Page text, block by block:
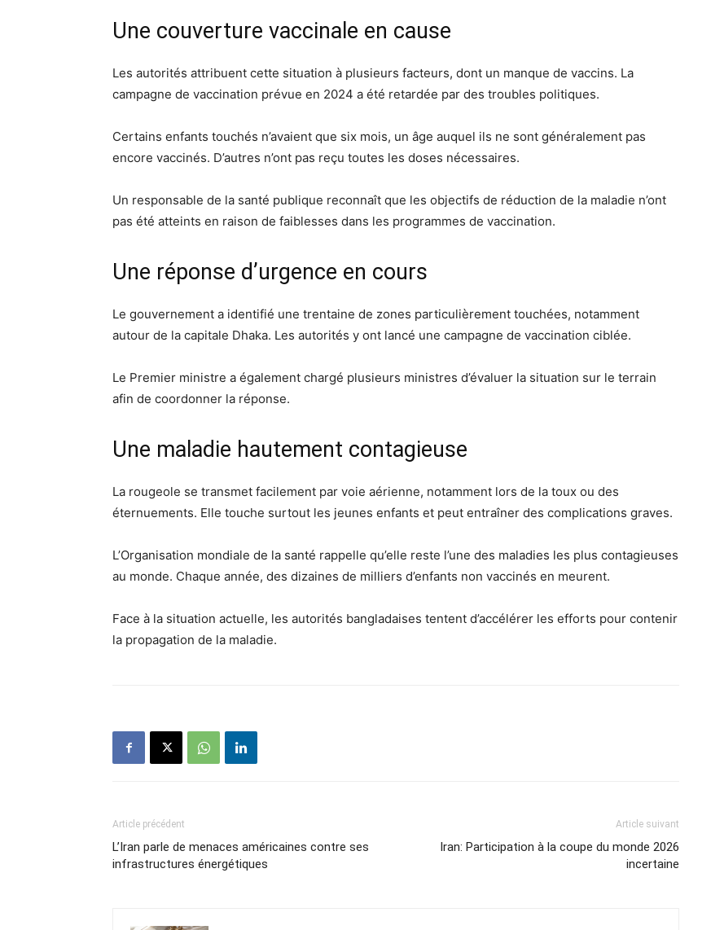
Une couverture vaccinale en cause
Les autorités attribuent cette situation à plusieurs facteurs, dont un manque de vaccins. La
campagne de vaccination prévue en 2024 a été retardée par des troubles politiques.
Certains enfants touchés n’avaient que six mois, un âge auquel ils ne sont généralement pas
encore vaccinés. D’autres n’ont pas reçu toutes les doses nécessaires.
Un responsable de la santé publique reconnaît que les objectifs de réduction de la maladie n’ont
pas été atteints en raison de faiblesses dans les programmes de vaccination.
Une réponse d’urgence en cours
Le gouvernement a identifié une trentaine de zones particulièrement touchées, notamment
autour de la capitale Dhaka. Les autorités y ont lancé une campagne de vaccination ciblée.
Le Premier ministre a également chargé plusieurs ministres d’évaluer la situation sur le terrain
afin de coordonner la réponse.
Une maladie hautement contagieuse
La rougeole se transmet facilement par voie aérienne, notamment lors de la toux ou des
éternuements. Elle touche surtout les jeunes enfants et peut entraîner des complications graves.
L’Organisation mondiale de la santé rappelle qu’elle reste l’une des maladies les plus contagieuses
au monde. Chaque année, des dizaines de milliers d’enfants non vaccinés en meurent.
Face à la situation actuelle, les autorités bangladaises tentent d’accélérer les efforts pour contenir
la propagation de la maladie.
Article précédent
L’Iran parle de menaces américaines contre ses
infrastructures énergétiques
Article suivant
Iran: Participation à la coupe du monde 2026
incertaine